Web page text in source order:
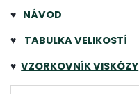
♥ NÁVOD
♥
TABULKA VELIKOSTÍ
♥ VZORKOVNÍK VISKÓZY